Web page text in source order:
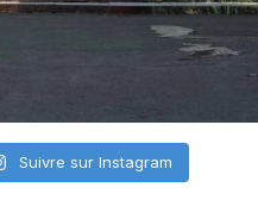
Suivre sur Instagram